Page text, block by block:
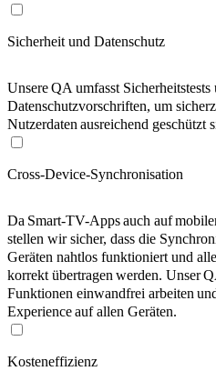
Sicherheit und Datenschutz
Unsere QA umfasst
Datenschutzvorschriften, um
Nutzerdaten ausreichend geschützt
Cross-Device-Synchronisation
Da Smart-TV-Apps auch auf
stellen wir sicher, dass die
Geräten nahtlos funktioniert und
korrekt übertragen werden. Unser
Funktionen einwandfrei arbeiten
Experience auf allen Geräten.
Kosteneffizienz